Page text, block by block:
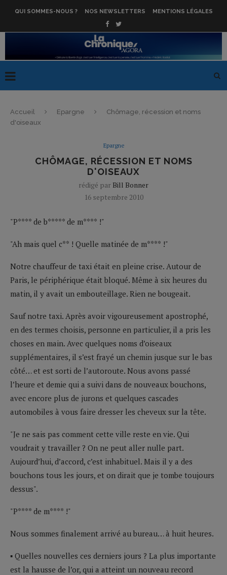
QUI SOMMES-NOUS ? NOS NEWSLETTERS MENTIONS LÉGALES
Accueil Epargne
Chômage, récession et noms
d'oiseaux
Epargne
CHÔMAGE, RÉCESSION ET NOMS
D'OISEAUX
rédigé par Bill Bonner
16 septembre 2010
"P**** de b***** de m**** !"
"Ah mais quel c** ! Quelle matinée de m**** !"
Notre chauffeur de taxi était en pleine crise. Autour de
Paris, le périphérique était bloqué. Même à six heures du
matin, il y avait un embouteillage. Rien ne bougeait.
Sauf notre taxi. Après avoir vigoureusement apostrophé,
en des termes choisis, personne en particulier, il a pris les
choses en main. Avec quelques noms d’oiseaux
supplémentaires, il s’est frayé un chemin jusque sur le bas
côté… et est sorti de l’autoroute. Nous avons passé
l’heure et demie qui a suivi dans de nouveaux bouchons,
avec encore plus de jurons et quelques cascades
automobiles à vous faire dresser les cheveux sur la tête.
"Je ne sais pas comment cette ville reste en vie. Qui
voudrait y travailler ? On ne peut aller nulle part.
Aujourd’hui, d’accord, c’est inhabituel. Mais il y a des
bouchons tous les jours, et on dirait que je tombe toujours
dessus".
"P**** de m**** !"
Nous sommes finalement arrivé au bureau… à huit heures.
▪ Quelles nouvelles ces derniers jours ? La plus importante
est la hausse de l’or, qui a atteint un nouveau record